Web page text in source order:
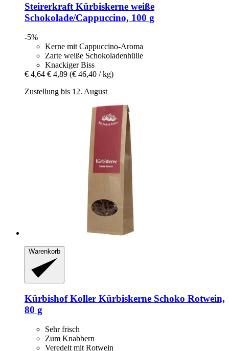
Steirerkraft Kürbiskerne weiße
Schokolade/Cappuccino, 100 g
-5%
Kerne mit Cappuccino-Aroma
Zarte weiße Schokoladenhülle
Knackiger Biss
€ 4,64 € 4,89 (€ 46,40 / kg)
Zustellung bis 12. August
Warenkorb
Kürbishof Koller Kürbiskerne Schoko Rotwein,
80 g
Sehr frisch
Zum Knabbern
Veredelt mit Rotwein